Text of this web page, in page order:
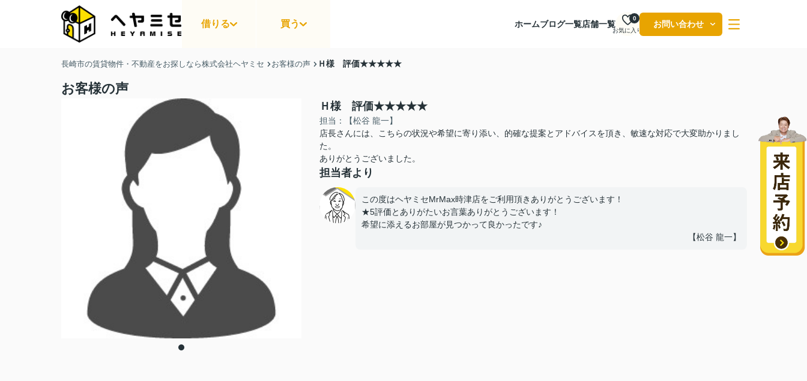
借りる 買う ホームブログ一覧店舗一覧
お気に入り
0
お問い合わせ
長崎市の賃貸物件・不動産をお探しなら株式会社ヘヤミセ お客様の声 Ｈ様 評価★★★★★
お客様の声
Ｈ様 評価★★★★★
担当：【松谷 龍一】
店長さんには、こちらの状況や希望に寄り添い、的確な提案とアドバイスを頂き、敏速な対応で大変助かりまし
た。
ありがとうございました。
担当者より
この度はヘヤミセMrMax時津店をご利用頂きありがとうございます！
★5評価とありがたいお言葉ありがとうございます！
希望に添えるお部屋が見つかって良かったです♪
【松谷 龍一】